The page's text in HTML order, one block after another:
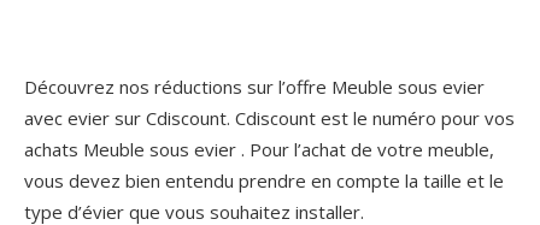
Découvrez nos réductions sur l’offre Meuble sous evier
avec evier sur Cdiscount. Cdiscount est le numéro pour vos
achats Meuble sous evier . Pour l’achat de votre meuble,
vous devez bien entendu prendre en compte la taille et le
type d’évier que vous souhaitez installer.